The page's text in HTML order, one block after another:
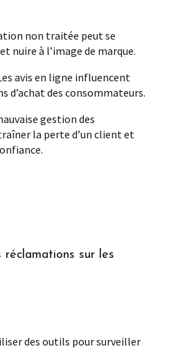
non traitée peut se
nuire à l’image de marque.
avis en ligne influencent
d’achat des consommateurs.
gestion des
la perte d’un client et
sur les
des outils pour surveiller